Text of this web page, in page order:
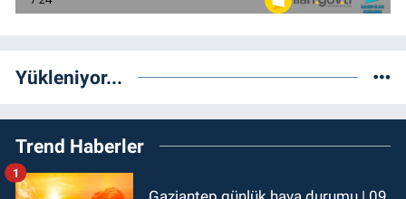
Yükleniyor...
Trend Haberler
1